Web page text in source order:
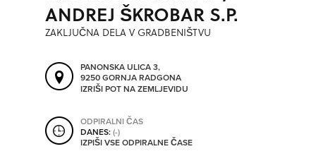
SO ODPRTA V
ORODJA
SHRANI V MOJ ITIS
ANDREJ ŠKROBAR S.P.
ZAKLJUČNA DELA V GRADBENIŠTVU
PANONSKA ULICA 3,
9250 GORNJA RADGONA
IZRIŠI POT NA ZEMLJEVIDU
ODPIRALNI ČAS
DANES:(-)
IZPIŠI VSE ODPIRALNE ČASE